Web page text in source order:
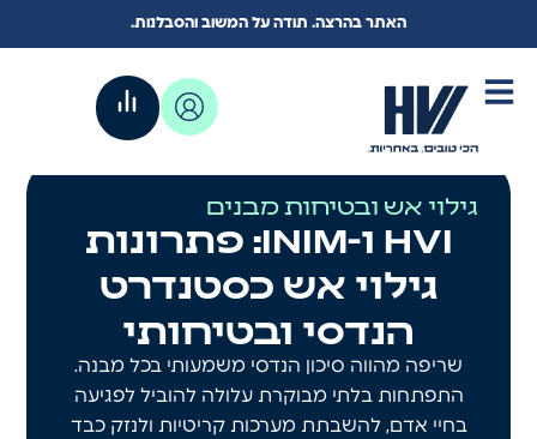
האתר בהרצה. תודה על המשוב והסבלנות.
גילוי אש ובטיחות מבנים
HVI ו-INIM: פתרונות
גילוי אש כסטנדרט
הנדסי ובטיחותי
שריפה מהווה סיכון הנדסי משמעותי בכל מבנה.
התפתחות בלתי מבוקרת עלולה להוביל לפגיעה
בחיי אדם, להשבתת מערכות קריטיות ולנזק כבד